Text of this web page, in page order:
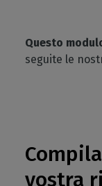
Questo
seguite le
vostra